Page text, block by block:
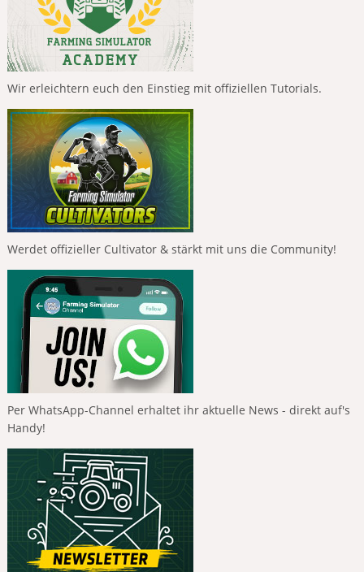
Wir erleichtern euch den Einstieg mit offiziellen Tutorials.
Werdet offizieller Cultivator & stärkt mit uns die Community!
Per WhatsApp-Channel erhaltet ihr aktuelle News - direkt auf's
Handy!